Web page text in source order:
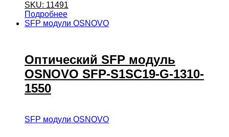
SKU: 11491
Подробнее
SFP модули OSNOVO
Оптический SFP модуль
OSNOVO SFP-S1SC19-G-1310-
1550
SFP модули OSNOVO